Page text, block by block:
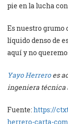
pie en la lucha
Es nuestro grumo
líquido denso de
aquí y no
Yayo Herreroes
ingeniera técnica
Fuente:https://
herrero-carta-